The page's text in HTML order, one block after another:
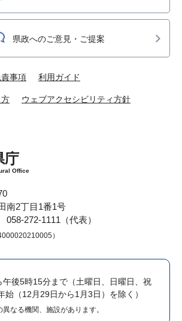
県政へのご意見・ご提案
事項 利用ガイド
ウェブアクセシビリティ方針
庁
Office
南2丁目1番1号
272-1111（代表）
）
午後5時15分まで （土曜日、日曜日、祝
始（12月29日から1月3日）を除く）
なる機関、施設があります。